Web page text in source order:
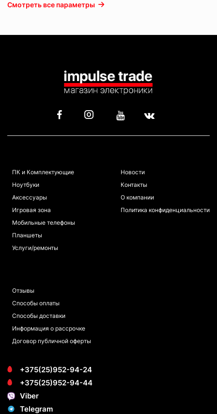
Смотреть все параметры
ПК и Комплектующие
Ноутбуки
Аксессуары
Игровая зона
Мобильные телефоны
Планшеты
Услуги/ремонты
Новости
Контакты
О компании
Политика конфиденциальности
Отзывы
Способы оплаты
Способы доставки
Информация о рассрочке
Договор публичной оферты
+375(25)952-94-24
+375(25)952-94-44
Viber
Telegram